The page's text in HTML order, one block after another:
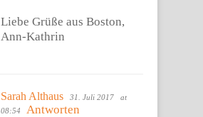
Liebe Grüße aus Boston,
Ann-Kathrin
Sarah Althaus 31. Juli 2017
at
08:54
Antworten